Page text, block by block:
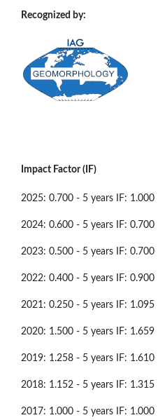
Recognized by:
Impact Factor (IF)
2025: 0.700 - 5 years IF: 1.000
2024: 0.600 - 5 years IF: 0.700
2023: 0.500 - 5 years IF: 0.700
2022: 0.400 - 5 years IF: 0.900
2021: 0.250 - 5 years IF: 1.095
2020: 1.500 - 5 years IF: 1.659
2019: 1.258 - 5 years IF: 1.610
2018: 1.152 - 5 years IF: 1.315
2017: 1.000 - 5 years IF: 1.000